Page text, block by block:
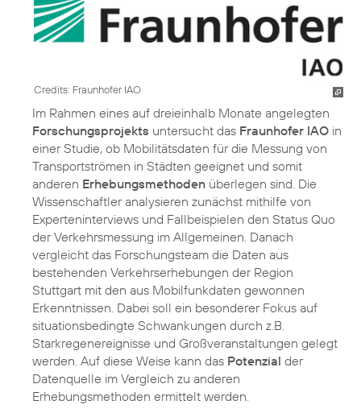
Credits: Fraunhofer IAO
Im Rahmen eines auf dreieinhalb Monate angelegten
Forschungsprojekts untersucht das Fraunhofer IAO in
einer Studie, ob Mobilitätsdaten für die Messung von
Transportströmen in Städten geeignet und somit
anderen Erhebungsmethoden überlegen sind. Die
Wissenschaftler analysieren zunächst mithilfe von
Experteninterviews und Fallbeispielen den Status Quo
der Verkehrsmessung im Allgemeinen. Danach
vergleicht das Forschungsteam die Daten aus
bestehenden Verkehrserhebungen der Region
Stuttgart mit den aus Mobilfunkdaten gewonnen
Erkenntnissen. Dabei soll ein besonderer Fokus auf
situationsbedingte Schwankungen durch z.B.
Starkregenereignisse und Großveranstaltungen gelegt
werden. Auf diese Weise kann das Potenzial der
Datenquelle im Vergleich zu anderen
Erhebungsmethoden ermittelt werden.